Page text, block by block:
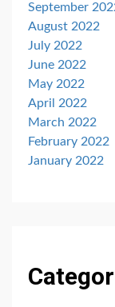
September
August 2022
July 2022
June 2022
May 2022
April 2022
March 2022
February 2022
January 2022